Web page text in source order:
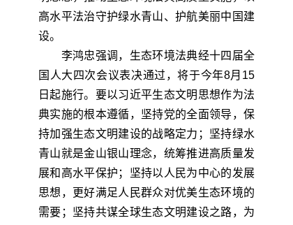
高水平法治守护绿水青山、护航美丽中国建
设。
李鸿忠强调，生态环境法典经十四届全
国人大四次会议表决通过，将于今年8月15
日起施行。要以习近平生态文明思想作为法
典实施的根本遵循，坚持党的全面领导，保
持加强生态文明建设的战略定力；坚持绿水
青山就是金山银山理念，统筹推进高质量发
展和高水平保护；坚持以人民为中心的发展
思想，更好满足人民群众对优美生态环境的
需要；坚持共谋全球生态文明建设之路，为